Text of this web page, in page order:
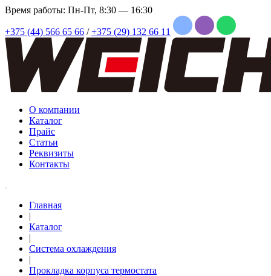
Время работы: Пн-Пт, 8:30 — 16:30
+375 (44) 566 65 66 / +375 (29) 132 66 11
О компании
Каталог
Прайс
Статьи
Реквизиты
Контакты
Главная
|
Каталог
|
Система охлаждения
|
Прокладка корпуса термостата